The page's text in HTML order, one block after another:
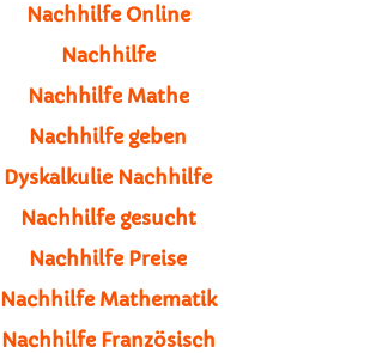
Nachhilfe Online
Nachhilfe
Nachhilfe Mathe
Nachhilfe geben
Dyskalkulie Nachhilfe
Nachhilfe gesucht
Nachhilfe Preise
Nachhilfe Mathematik
Nachhilfe Französisch